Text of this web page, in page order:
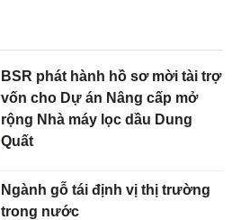
BSR phát hành hồ sơ mời tài trợ
vốn cho Dự án Nâng cấp mở
rộng Nhà máy lọc dầu Dung
Quất
Ngành gỗ tái định vị thị trường
trong nước